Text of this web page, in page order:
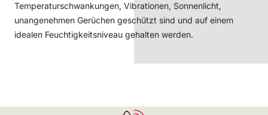
Temperaturschwankungen, Vibrationen, Sonnenlicht,
unangenehmen Gerüchen geschützt sind und auf einem
idealen Feuchtigkeitsniveau gehalten werden.